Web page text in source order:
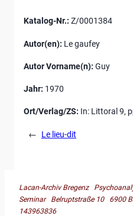
Katalog-Nr.: Z/0001384
Autor(en): Le gaufey
Autor Vorname(n): Guy
Jahr: 1970
Ort/Verlag/ZS: In: Littoral 9,
←
Le lieu-dit
Lacan-Archiv Bregenz
Seminar Belruptstraße 10 6900
143963836